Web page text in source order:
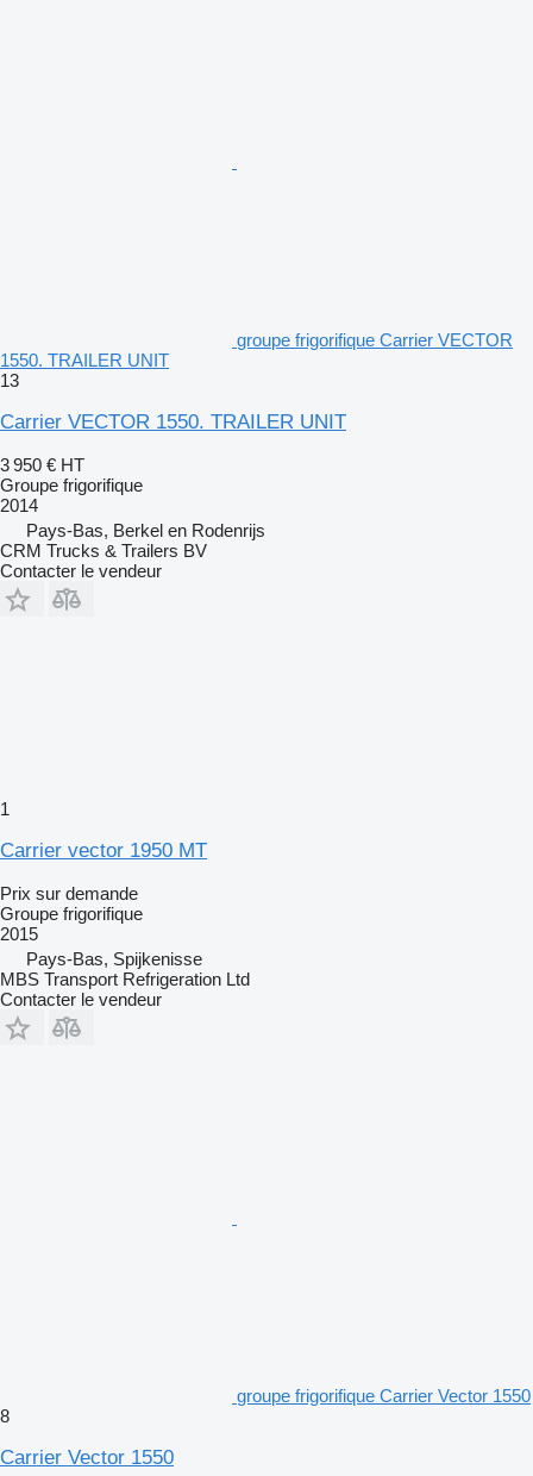
groupe frigorifique Carrier VECTOR
1550. TRAILER UNIT
13
Carrier VECTOR 1550. TRAILER UNIT
3 950 € HT
Groupe frigorifique
2014
Pays-Bas, Berkel en Rodenrijs
CRM Trucks & Trailers BV
Contacter le vendeur
1
Carrier vector 1950 MT
Prix sur demande
Groupe frigorifique
2015
Pays-Bas, Spijkenisse
MBS Transport Refrigeration Ltd
Contacter le vendeur
groupe frigorifique Carrier Vector 1550
8
Carrier Vector 1550